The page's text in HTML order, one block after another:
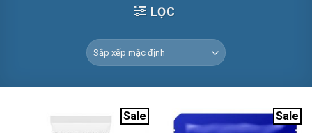
LỌC
Sale Sale